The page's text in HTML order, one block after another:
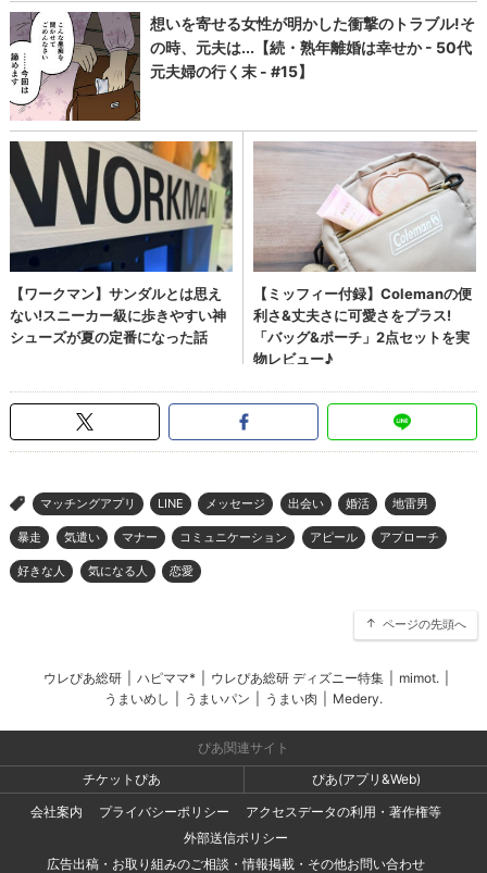
> マッチングアプリ LINE メッセージ 出会い 婚活 地雷男
暴走 気遣い マナー コミュニケーション アピール アプローチ
好きな人 気になる人 恋愛
ページの先頭へ
ウレぴあ総研 ハピママ* ウレぴあ総研 ディズニー特集 mimot.
うまいめし
うまいパン うまい肉 Medery.
ぴあ関連サイト
チケットぴあ
ぴあ(アプリ&Web)
会社案内
プライバシーポリシー
アクセスデータの利用・著作権等
外部送信ポリシー
広告出稿・お取り組みのご相談・情報掲載・その他お問い合わせ